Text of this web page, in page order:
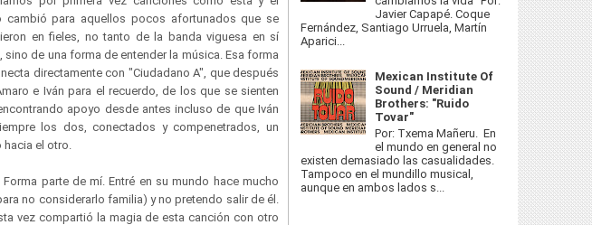
cambió para aquellos pocos afortunados que se
en fieles, no tanto de la banda viguesa en sí
sino de una forma de entender la música. Esa forma
directamente con "Ciudadano A", que después
e Iván para el recuerdo, de los que se sienten
apoyo desde antes incluso de que Iván
los dos, conectados y compenetrados, un
hacia el otro.
parte de mí. Entré en su mundo hace mucho
no considerarlo familia) y no pretendo salir de él.
vez compartió la magia de esta canción con otro
Javier Capapé. Coque
Fernández, Santiago Urruela, Martín
Aparici...
Mexican Institute Of
Sound / Meridian
Brothers: "Ruido
Tovar"
Por: Txema Mañeru. En
el mundo en general no
existen demasiado las casualidades.
Tampoco en el mundillo musical,
aunque en ambos lados s...